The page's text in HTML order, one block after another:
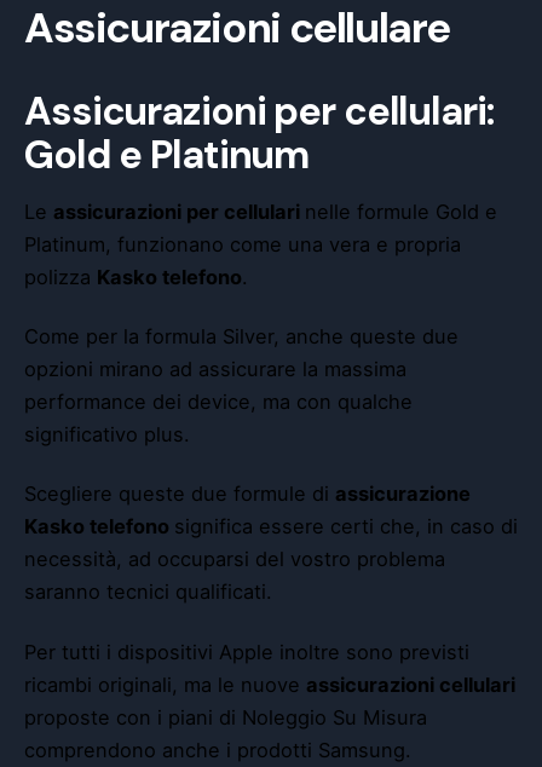
Assicurazioni cellulare
Assicurazioni per cellulari:
Gold e Platinum
Le assicurazioni per cellulari nelle formule Gold e
Platinum, funzionano come una vera e propria
polizza Kasko telefono.
Come per la formula Silver, anche queste due
opzioni mirano ad assicurare la massima
performance dei device, ma con qualche
significativo plus.
Scegliere queste due formule di assicurazione
Kasko telefono significa essere certi che, in caso di
necessità, ad occuparsi del vostro problema
saranno tecnici qualificati.
Per tutti i dispositivi Apple inoltre sono previsti
ricambi originali, ma le nuove assicurazioni cellulari
proposte con i piani di Noleggio Su Misura
comprendono anche i prodotti Samsung.